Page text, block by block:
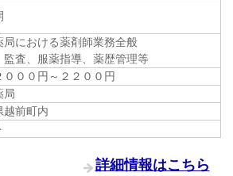
局における薬剤師業務全般
監査、服薬指導、薬歴管理等
０００円～２２００円
局
越前町内
詳細情報はこちら